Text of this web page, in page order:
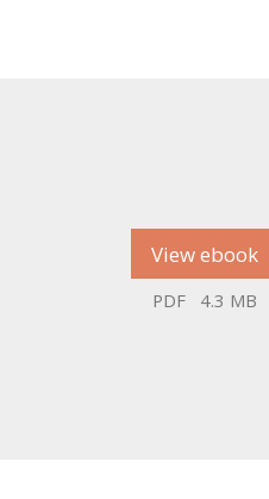
View ebook
PDF 4.3 MB